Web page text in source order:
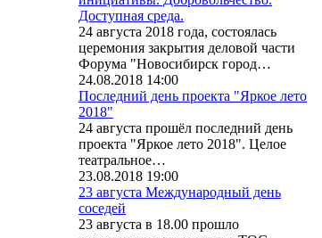
Доступная среда.
24 августа 2018 года, состоялась
церемония закрытия деловой части
Форума "Новосибирск город…
24.08.2018 14:00
Последний день проекта "Яркое лето
2018"
24 августа прошёл последний день
проекта "Яркое лето 2018". Целое
театральное…
23.08.2018 19:00
23 августа Международный день
соседей
23 августа в 18.00 прошло